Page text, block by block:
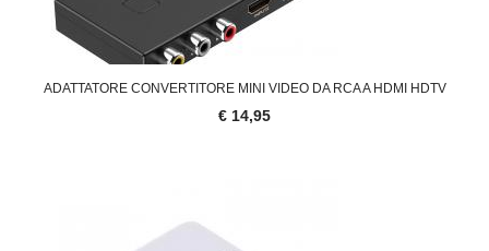
ADATTATORE CONVERTITORE MINI VIDEO DA RCA A HDMI HDTV
€ 14,95